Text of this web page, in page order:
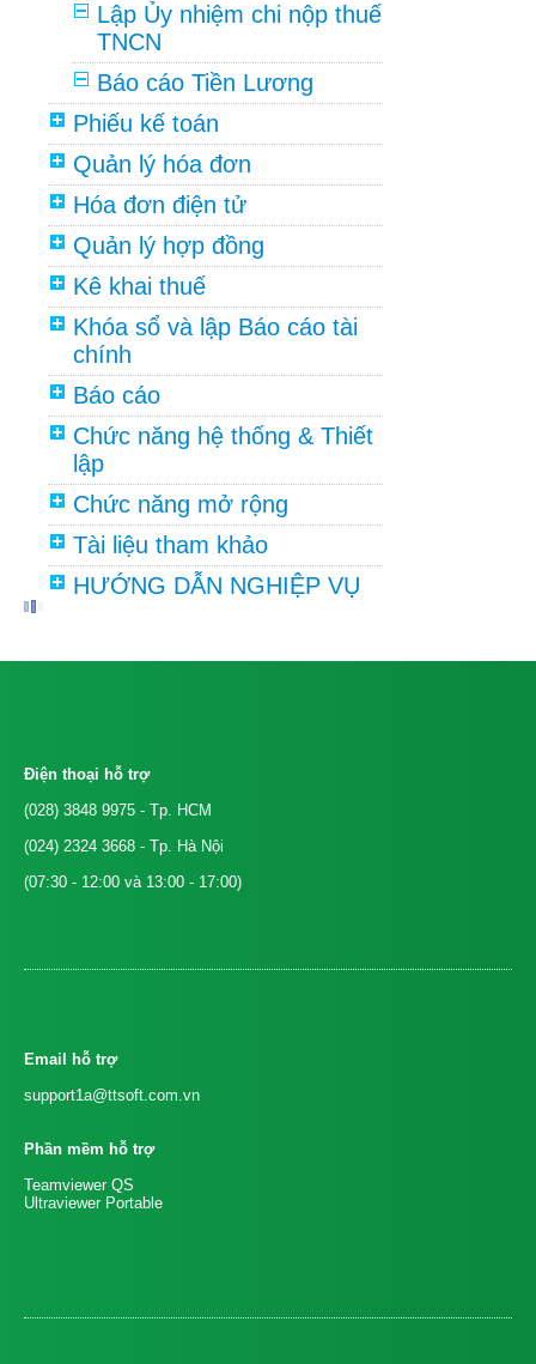
Lập Ủy nhiệm chi nộp thuế
TNCN
Báo cáo Tiền Lương
Phiếu kế toán
Quản lý hóa đơn
Hóa đơn điện tử
Quản lý hợp đồng
Kê khai thuế
Khóa sổ và lập Báo cáo tài
chính
Báo cáo
Chức năng hệ thống & Thiết
lập
Chức năng mở rộng
Tài liệu tham khảo
HƯỚNG DẪN NGHIỆP VỤ
Điện thoại hỗ trợ
(028) 3848 9975 - Tp. HCM
(024) 2324 3668 - Tp. Hà Nội
(07:30 - 12:00 và 13:00 - 17:00)
Email hỗ trợ
support1a@ttsoft.com.vn
Phần mềm hỗ trợ
Teamviewer QS
Ultraviewer Portable